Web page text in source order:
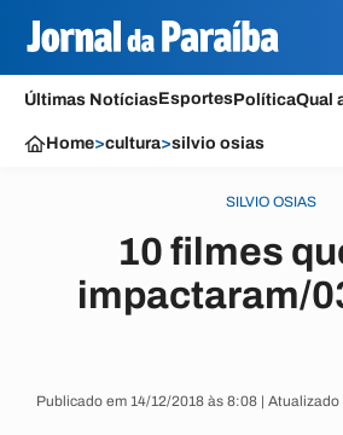
Últimas NotíciasEsportesPolíticaQual
Home>cultura>silvio osias
SILVIO OSIAS
10 filmes
impactaram/
Publicado em 14/12/2018 às 8:08 |